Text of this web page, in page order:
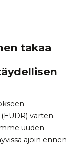
takaa
varten.
uuden
ajoin ennen